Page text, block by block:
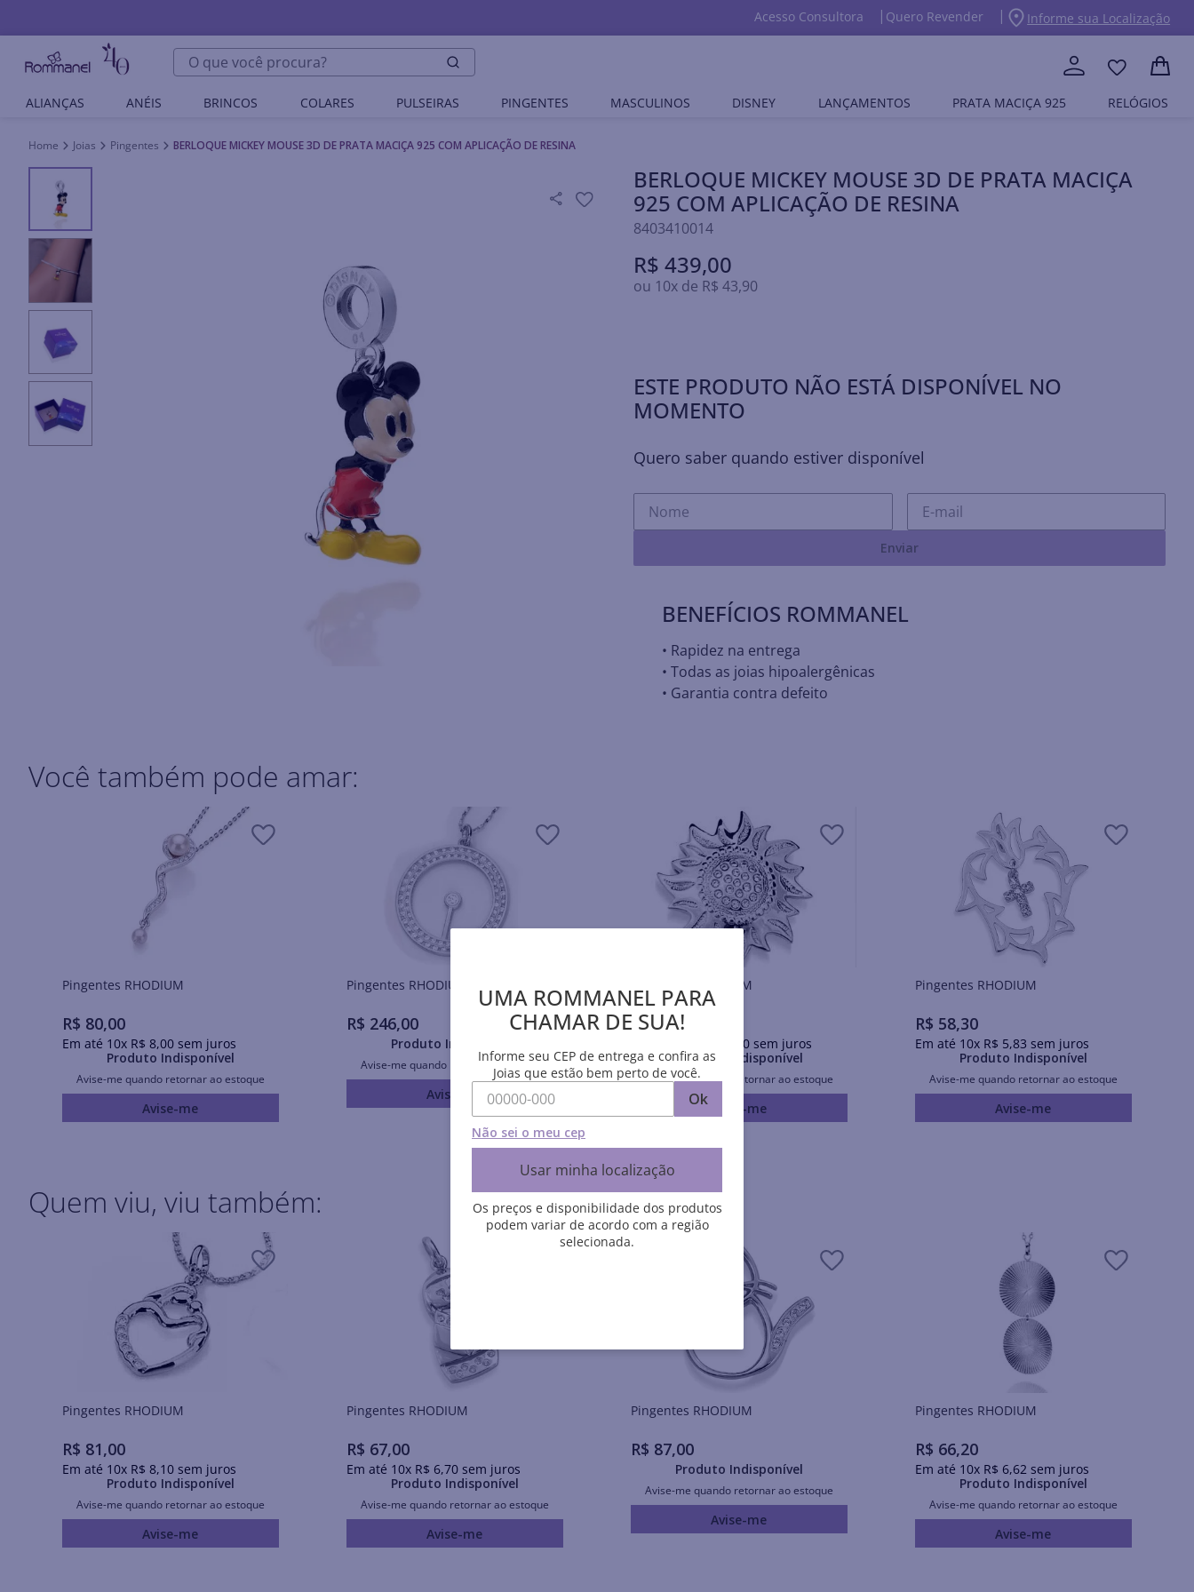
Acesso Consultora Quero Revender Informe sua Localização
O que você procura?
ALIANÇAS ANÉIS BRINCOS COLARES PULSEIRAS PINGENTES MASCULINOS DISNEY LANÇAMENTOS PRATA MACIÇA 925 RELÓGIOS
Joias Pingentes BERLOQUE MICKEY MOUSE 3D DE PRATA MACIÇA 925 COM APLICAÇÃO DE RESINA
BERLOQUE MICKEY MOUSE 3D DE PRATA MACIÇA
925 COM APLICAÇÃO DE RESINA
8403410014
R$ 439,00
ou 10x de R$ 43,90
ESTE PRODUTO NÃO ESTÁ DISPONÍVEL NO
MOMENTO
Quero saber quando estiver disponível
Enviar
BENEFÍCIOS ROMMANEL
• Rapidez na entrega
• Todas as joias hipoalergênicas
• Garantia contra defeito
Você também pode amar:
Pingentes RHODIUM
R$ 80,00
Em até 10x R$ 8,00sem juros
Produto Indisponível
Avise-me quando retornar ao estoque
Avise-me
Pingentes RHODIUM
R$ 246,00
Produto Indisponível
Avise-me quando retornar ao estoque
Avise-me
Pingentes RHODIUM
R$ 295,
50sem juros
Produto Indisponível
Avise-me quando retornar ao estoque
Avise-me
Pingentes RHODIUM
R$ 58,30
Em até 10x R$ 5,83 sem juros
Produto Indisponível
Avise-me quando retornar ao estoque
Avise-me
Quem viu, viu também:
Pingentes RHODIUM
R$ 81,00
Em até 10x R$ 8,10sem juros
Produto Indisponível
Avise-me quando retornar ao estoque
Avise-me
Pingentes RHODIUM
R$ 67,00
Em até 10x R$ 6,70sem juros
Produto Indisponível
Avise-me quando retornar ao estoque
Avise-me
Pingentes RHODIUM
R$ 87,00
Produto Indisponível
Avise-me quando retornar ao estoque
Avise-me
Pingentes RHODIUM
R$ 66,20
Em até 10x R$ 6,62sem juros
Produto Indisponível
Avise-me quando retornar ao estoque
Avise-me
UMA ROMMANEL PARA
CHAMAR DE SUA!
Informe seu CEP de entrega e confira as
Joias que estão bem perto de você.
Ok
Não sei o meu cep
Usar minha localização
Os preços e disponibilidade dos produtos
podem variar de acordo com a região
selecionada.